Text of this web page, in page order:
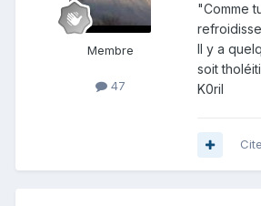
Membre
47
"Comme
Il y a
soit
K0ril